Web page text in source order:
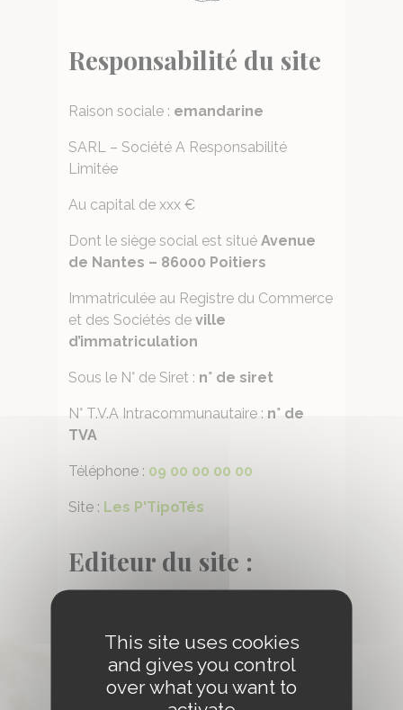
Responsabilité du site
Raison sociale : emandarine
SARL – Société A Responsabilité
Limitée
Au capital de xxx €
Dont le siège social est situé Avenue
de Nantes – 86000 Poitiers
Immatriculée au Registre du Commerce
et des Sociétés de ville
d’immatriculation
Sous le N° de Siret : n° de siret
N° T.V.A Intracommunautaire : n° de
TVA
Téléphone : 09 00 00 00 00
Site : Les P'TipoTés
Editeur du site :
384 avenue de Nantes, Poitiers, France
+33 (0) 9 50 76 74 42
This site uses cookies
and gives you control
over what you want to